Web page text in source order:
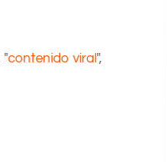
"contenido viral",